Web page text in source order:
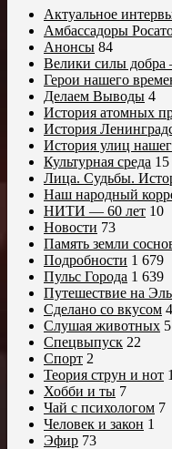
Актуальное
Амбассадоры
Анонсы 84
Велики силы
Герои нашего
Делаем Выводы 4
История атомных
История
История улиц
Культурная среда 15
Лица. Судьбы.
Наш народный
НИТИ — 60 лет 10
Новости 73
Память земли
Подробности 1 679
Пульс Города 1 639
Путешествие на
Сделано со вкусом 4
Слушая животных 5
Спецвыпуск 22
Спорт 2
Теория струн и нот
Хобби и ты 7
Чай с психологом 7
Человек и закон 1
Эфир 73